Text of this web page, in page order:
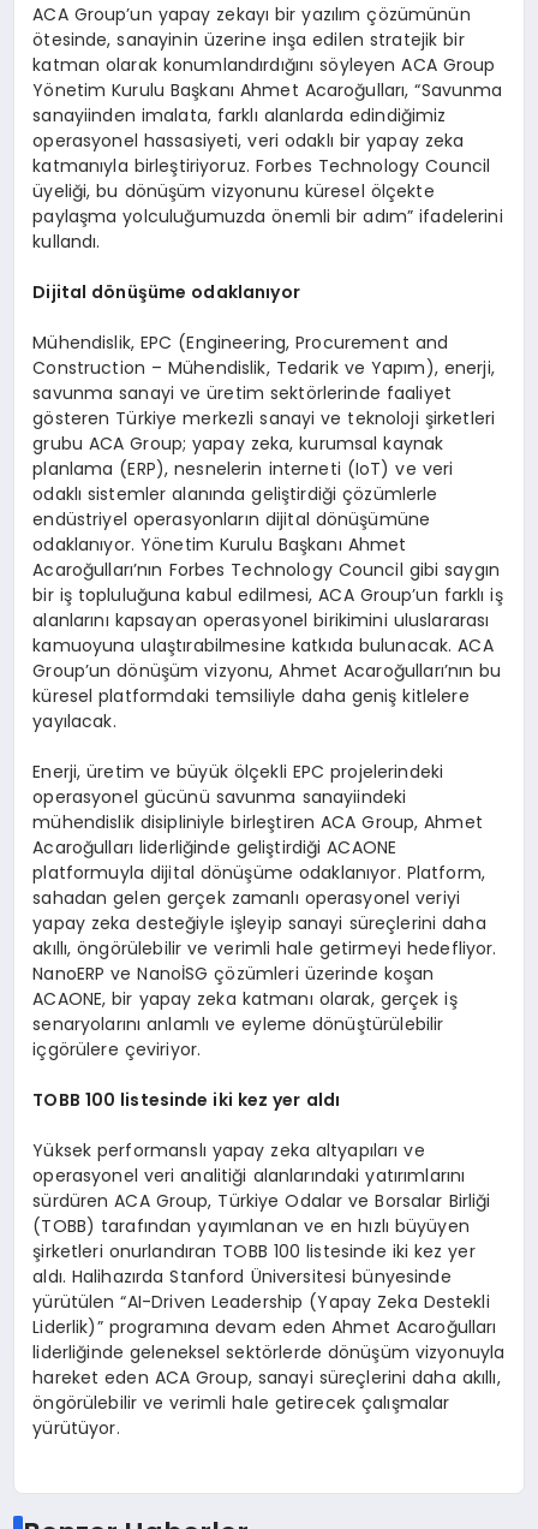
ACA Group’un yapay zekayı bir yazılım çözümünün
ötesinde, sanayinin üzerine inşa edilen stratejik bir
katman olarak konumlandırdığını söyleyen ACA Group
Yönetim Kurulu Başkanı Ahmet Acaroğulları, “Savunma
sanayiinden imalata, farklı alanlarda edindiğimiz
operasyonel hassasiyeti, veri odaklı bir yapay zeka
katmanıyla birleştiriyoruz. Forbes Technology Council
üyeliği, bu dönüşüm vizyonunu küresel ölçekte
paylaşma yolculuğumuzda önemli bir adım” ifadelerini
kullandı.
Dijital dönüşüme odaklanıyor
Mühendislik, EPC (Engineering, Procurement and
Construction – Mühendislik, Tedarik ve Yapım), enerji,
savunma sanayi ve üretim sektörlerinde faaliyet
gösteren Türkiye merkezli sanayi ve teknoloji şirketleri
grubu ACA Group; yapay zeka, kurumsal kaynak
planlama (ERP), nesnelerin interneti (IoT) ve veri
odaklı sistemler alanında geliştirdiği çözümlerle
endüstriyel operasyonların dijital dönüşümüne
odaklanıyor. Yönetim Kurulu Başkanı Ahmet
Acaroğulları’nın Forbes Technology Council gibi saygın
bir iş topluluğuna kabul edilmesi, ACA Group’un farklı iş
alanlarını kapsayan operasyonel birikimini uluslararası
kamuoyuna ulaştırabilmesine katkıda bulunacak. ACA
Group’un dönüşüm vizyonu, Ahmet Acaroğulları’nın bu
küresel platformdaki temsiliyle daha geniş kitlelere
yayılacak.
Enerji, üretim ve büyük ölçekli EPC projelerindeki
operasyonel gücünü savunma sanayiindeki
mühendislik disipliniyle birleştiren ACA Group, Ahmet
Acaroğulları liderliğinde geliştirdiği ACAONE
platformuyla dijital dönüşüme odaklanıyor. Platform,
sahadan gelen gerçek zamanlı operasyonel veriyi
yapay zeka desteğiyle işleyip sanayi süreçlerini daha
akıllı, öngörülebilir ve verimli hale getirmeyi hedefliyor.
NanoERP ve NanoİSG çözümleri üzerinde koşan
ACAONE, bir yapay zeka katmanı olarak, gerçek iş
senaryolarını anlamlı ve eyleme dönüştürülebilir
içgörülere çeviriyor.
TOBB 100 listesinde iki kez yer aldı
Yüksek performanslı yapay zeka altyapıları ve
operasyonel veri analitiği alanlarındaki yatırımlarını
sürdüren ACA Group, Türkiye Odalar ve Borsalar Birliği
(TOBB) tarafından yayımlanan ve en hızlı büyüyen
şirketleri onurlandıran TOBB 100 listesinde iki kez yer
aldı. Halihazırda Stanford Üniversitesi bünyesinde
yürütülen “AI-Driven Leadership (Yapay Zeka Destekli
Liderlik)” programına devam eden Ahmet Acaroğulları
liderliğinde geleneksel sektörlerde dönüşüm vizyonuyla
hareket eden ACA Group, sanayi süreçlerini daha akıllı,
öngörülebilir ve verimli hale getirecek çalışmalar
yürütüyor.